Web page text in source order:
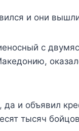
и они
с
и объявил
тысяч